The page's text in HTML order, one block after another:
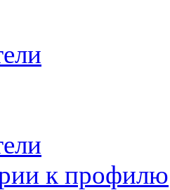
к профилю